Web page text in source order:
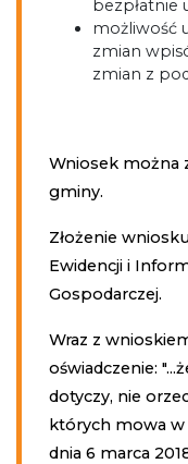
bezpłatnie
możliwość
zmian
zmian z
Wniosek można
gminy.
Złożenie
Ewidencji i
Gospodarczej.
Wraz z
oświadczenie:
dotyczy, nie
których mowa w
dnia 6 marca